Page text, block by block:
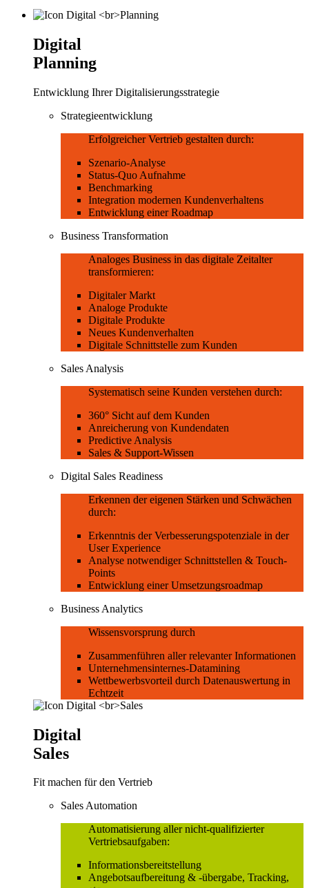
Digital
Planning
Entwicklung Ihrer Digitalisierungsstrategie
Strategieentwicklung
Erfolgreicher Vertrieb gestalten durch:
Szenario-Analyse
Status-Quo Aufnahme
Benchmarking
Integration modernen Kundenverhaltens
Entwicklung einer Roadmap
Business Transformation
Analoges Business in das digitale Zeitalter
transformieren:
Digitaler Markt
Analoge Produkte
Digitale Produkte
Neues Kundenverhalten
Digitale Schnittstelle zum Kunden
Sales Analysis
Systematisch seine Kunden verstehen durch:
360° Sicht auf dem Kunden
Anreicherung von Kundendaten
Predictive Analysis
Sales & Support-Wissen
Digital Sales Readiness
Erkennen der eigenen Stärken und Schwächen
durch:
Erkenntnis der Verbesserungspotenziale in der
User Experience
Analyse notwendiger Schnittstellen & Touch-
Points
Entwicklung einer Umsetzungsroadmap
Business Analytics
Wissensvorsprung durch
Zusammenführen aller relevanter Informationen
Unternehmensinternes-Datamining
Wettbewerbsvorteil durch Datenauswertung in
Echtzeit
Digital
Sales
Fit machen für den Vertrieb
Sales Automation
Automatisierung aller nicht-qualifizierter
Vertriebsaufgaben:
Informationsbereitstellung
Angebotsaufbereitung & -übergabe, Tracking,